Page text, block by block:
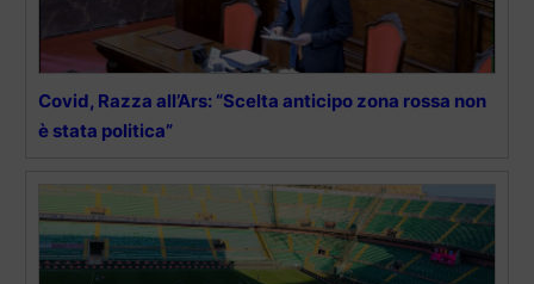
Covid, Razza all’Ars: “Scelta anticipo zona rossa non
è stata politica”